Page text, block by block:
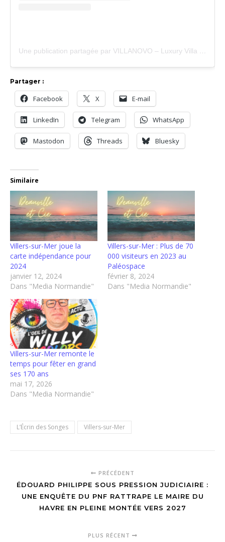
Partager :
Facebook X E-mail
LinkedIn Telegram WhatsApp
Mastodon Threads Bluesky
Similaire
Villers-sur-Mer joue la
carte indépendance pour
2024
janvier 12, 2024
Dans "Media Normandie"
Villers-sur-Mer : Plus de 70
000 visiteurs en 2023 au
Paléospace
février 8, 2024
Dans "Media Normandie"
Villers-sur-Mer remonte le
temps pour fêter en grand
ses 170 ans
mai 17, 2026
Dans "Media Normandie"
L’Écrin des Songes Villers-sur-Mer
PRÉCÉDENT
ÉDOUARD PHILIPPE SOUS PRESSION JUDICIAIRE :
UNE ENQUÊTE DU PNF RATTRAPE LE MAIRE DU
HAVRE EN PLEINE MONTÉE VERS 2027
PLUS RÉCENT